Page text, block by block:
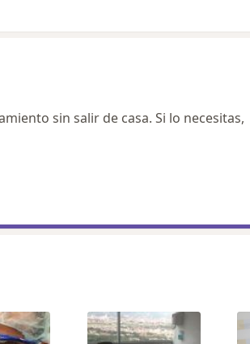
sin salir de casa. Si lo necesitas,